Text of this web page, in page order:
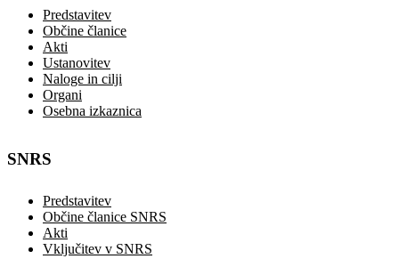
Predstavitev
Občine članice
Akti
Ustanovitev
Naloge in cilji
Organi
Osebna izkaznica
SNRS
Predstavitev
Občine članice SNRS
Akti
Vključitev v SNRS